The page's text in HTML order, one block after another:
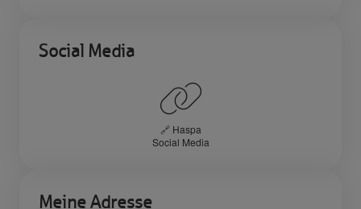
Social Media
🔗 Haspa
Social Media
Meine Adresse